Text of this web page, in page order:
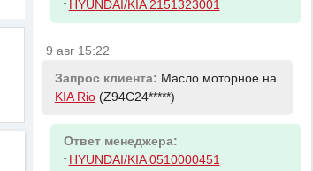
- HYUNDAI/KIA 2151323001
9 авг 15:22
Запрос клиента: Масло моторное на
KIA Rio(Z94C24*****)
Ответ менеджера:
- HYUNDAI/KIA 0510000451